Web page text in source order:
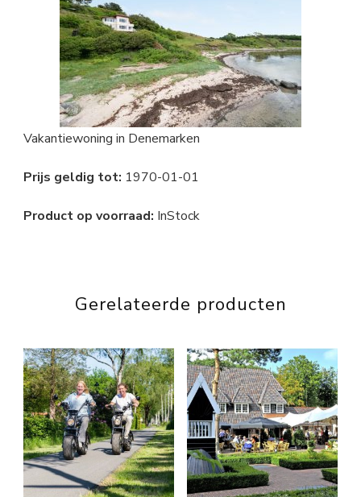
Vakantiewoning in Denemarken
Prijs geldig tot: 1970-01-01
Product op voorraad: InStock
Gerelateerde producten